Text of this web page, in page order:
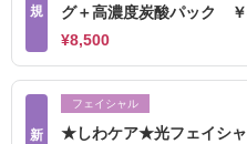
規
グ＋高濃度炭酸パック
¥8,500
新
フェイシャル
★しわケア★光フェイシャ